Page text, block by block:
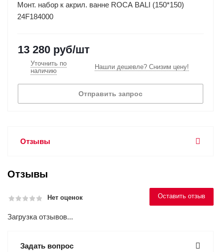
Монт. набор к акрил. ванне ROCA BALI (150*150)
24F184000
13 280 руб/шт
Уточнить по
наличию
Нашли дешевле? Снизим цену!
Отправить запрос
Отзывы
Отзывы
Нет оценок Оставить отзыв
Загрузка отзывов...
Задать вопрос